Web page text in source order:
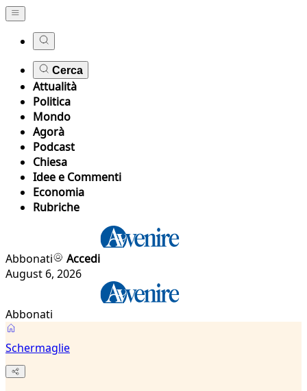
Cerca
Attualità
Politica
Mondo
Agorà
Podcast
Chiesa
Idee e Commenti
Economia
Rubriche
Abbonati
Accedi
August 6, 2026
Abbonati
Schermaglie